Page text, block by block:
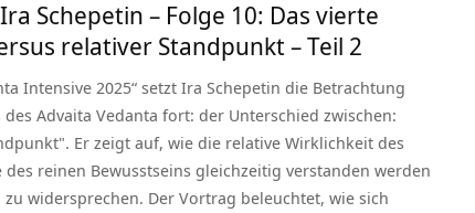
Schepetin – Folge 10: Das vierte
relativer Standpunkt – Teil 2
Intensive 2025“ setzt Ira Schepetin die Betrachtung
Advaita Vedanta fort: der Unterschied zwischen:
Er zeigt auf, wie die relative Wirklichkeit des
reinen Bewusstseins gleichzeitig verstanden werden
widersprechen. Der Vortrag beleuchtet, wie sich